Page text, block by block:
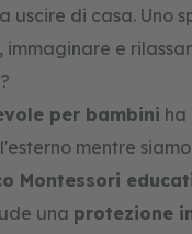
uscire di casa. Uno
e
per bambini ha
mentre
Montessori
una protezione